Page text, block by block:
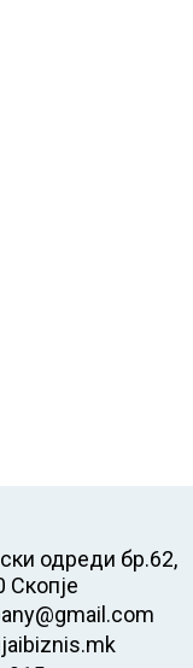
одреди бр.62,
Скопје